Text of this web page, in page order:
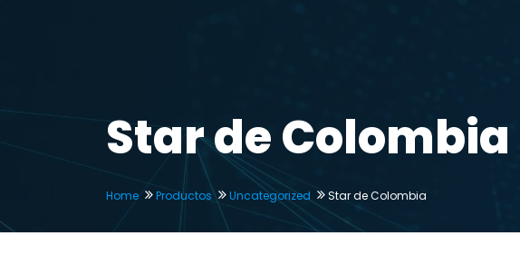
Star de Colombia
Home Productos Uncategorized Star de Colombia